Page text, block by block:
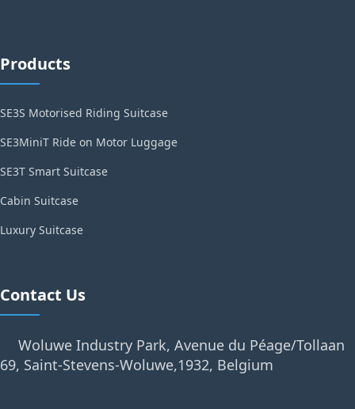
Products
SE3S Motorised Riding Suitcase
SE3MiniT Ride on Motor Luggage
SE3T Smart Suitcase
Cabin Suitcase
Luxury Suitcase
Contact Us
Woluwe Industry Park, Avenue du Péage/Tollaan
69, Saint-Stevens-Woluwe,1932, Belgium